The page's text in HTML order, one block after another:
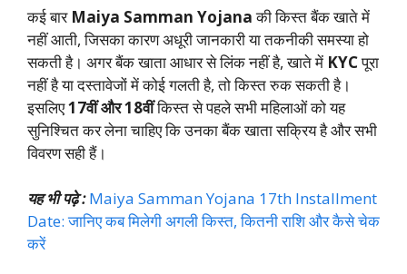
कई बार Maiya Samman Yojanaकी किस्त बैंक खाते में
नहीं आती, जिसका कारण अधूरी जानकारी या तकनीकी समस्या हो
सकती है। अगर बैंक खाता आधार से लिंक नहीं है, खाते में KYCपूरा
नहीं है या दस्तावेजों में कोई गलती है, तो किस्त रुक सकती है।
इसलिए17वीं और 18वींकिस्त से पहले सभी महिलाओं को यह
सुनिश्चित कर लेना चाहिए कि उनका बैंक खाता सक्रिय है और सभी
विवरण सही हैं।
यह भी पढ़े : Maiya Samman Yojana 17th Installment
Date: जानिए कब मिलेगी अगली किस्त, कितनी राशि और कैसे चेक
करें